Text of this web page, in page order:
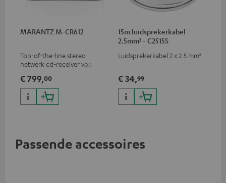
MARANTZ M-CR612
Top-of-the-line stereo
netwerk cd-receiver voor
kleinere kamers
€ 799,00
15m luidsprekerkabel
2.5mm² - C2515S
Luidsprekerkabel 2 x 2.5 mm²
€ 34,99
Passende accessoires